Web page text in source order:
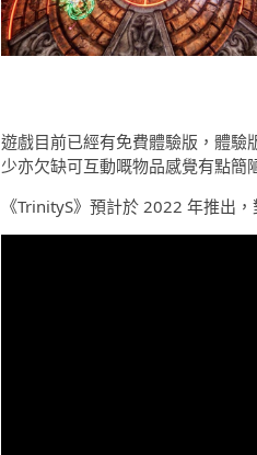
遊戲目前已經有免費體驗版，體驗
少亦欠缺可互動嘅物品感覺有點簡
《TrinityS》預計於 2022 年推出